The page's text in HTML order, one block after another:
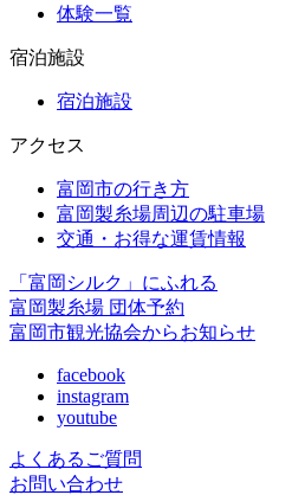
体験一覧
宿泊施設
宿泊施設
アクセス
富岡市の行き方
富岡製糸場周辺の駐車場
交通・お得な運賃情報
「富岡シルク」にふれる
富岡製糸場 団体予約
富岡市観光協会からお知らせ
facebook
instagram
youtube
よくあるご質問
お問い合わせ